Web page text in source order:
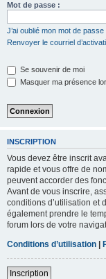
Mot de passe :
J’ai oublié mon mot de passe
Renvoyer le courriel
Se souvenir de moi
Masquer ma présence
INSCRIPTION
Vous devez être inscrit
rapide et vous offre de
peuvent accorder des
Avant de vous inscrire,
conditions d’utilisation et
également prendre le
forum lors de votre
Conditions d’utilisation |
Inscription